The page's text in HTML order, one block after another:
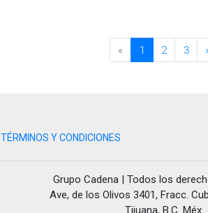
« 1 2 3
TÉRMINOS Y CONDICIONES
Grupo Cadena | Todos los
Ave, de los Olivos 3401, Fracc.
Tijuana, B.C. Méx.